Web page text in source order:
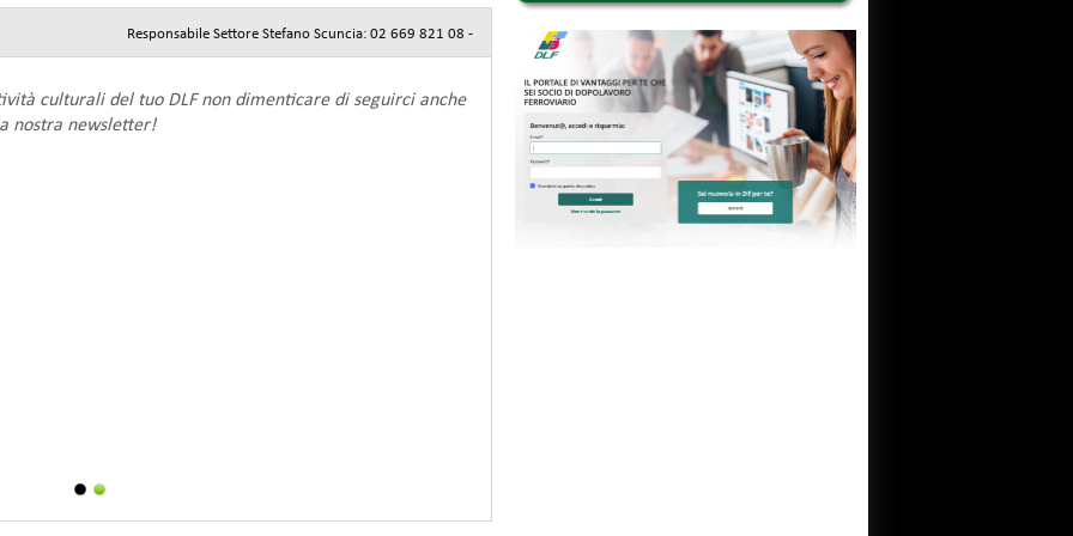
Responsabile Settore Stefano Scuncia: 02 669 821 08 -
culturali del tuo DLF non dimenticare di seguirci anche
nostra newsletter!